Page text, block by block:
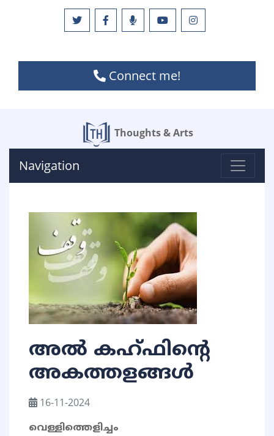
Connect me!
Thoughts & Arts
Navigation
അൽ കഹ്ഫിൻ്റെ
അകത്തളങ്ങൾ
16-11-2024
വെള്ളിത്തെളിച്ചം